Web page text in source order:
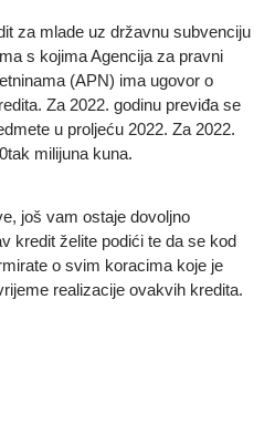
za mlade uz državnu subvenciju
s kojima Agencija za pravni
(APN) ima ugovor o
Za 2022. godinu previđa se
u proljeću 2022. Za 2022.
milijuna kuna.
još vam ostaje dovoljno
kredit želite podići te da se kod
o svim koracima koje je
realizacije ovakvih kredita.